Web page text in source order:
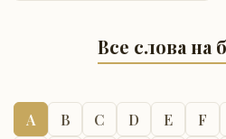
Все слова на
A B C D E F